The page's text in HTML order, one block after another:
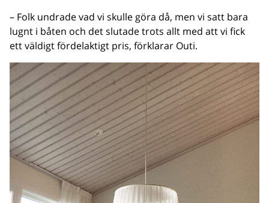
– Folk undrade vad vi skulle göra då, men vi satt bara
lugnt i båten och det slutade trots allt med att vi fick
ett väldigt fördelaktigt pris, förklarar Outi.